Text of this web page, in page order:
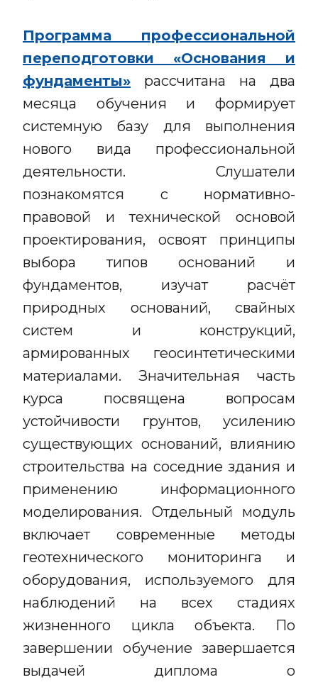
Программа профессиональной
переподготовки «Основания и
фундаменты» рассчитана на два
месяца обучения и формирует
системную базу для выполнения
нового вида профессиональной
деятельности. Слушатели
познакомятся с нормативно-
правовой и технической основой
проектирования, освоят принципы
выбора типов оснований и
фундаментов, изучат расчёт
природных оснований, свайных
систем и конструкций,
армированных геосинтетическими
материалами. Значительная часть
курса посвящена вопросам
устойчивости грунтов, усилению
существующих оснований, влиянию
строительства на соседние здания и
применению информационного
моделирования. Отдельный модуль
включает современные методы
геотехнического мониторинга и
оборудования, используемого для
наблюдений на всех стадиях
жизненного цикла объекта. По
завершении обучение завершается
выдачей диплома о